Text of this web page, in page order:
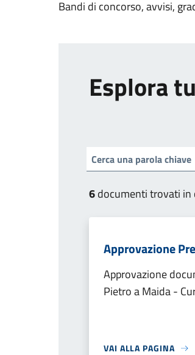
Bandi di concorso, avvisi,
Esplora
6documenti trovati in
Approvazione
Approvazione
Pietro a Maida -
VAI ALLA PAGINA